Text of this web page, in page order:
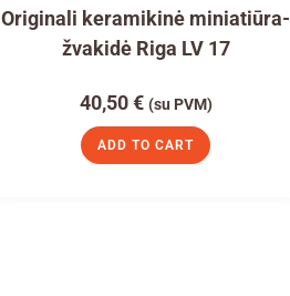
Originali keramikinė miniatiūra-
žvakidė Riga LV 17
40,50€ (su PVM)
ADD TO CART